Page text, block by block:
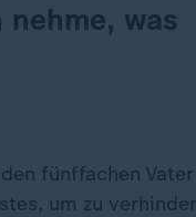
was
fünffachen Vater
um zu